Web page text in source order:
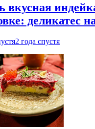
вкусная
деликатес
2 года спустя